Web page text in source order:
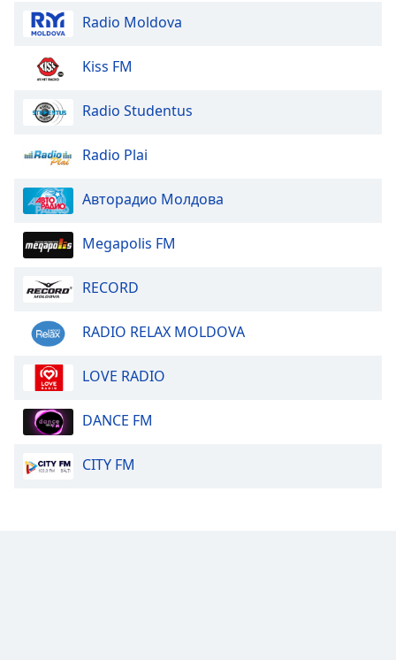
Radio Moldova
Kiss FM
Radio Studentus
Radio Plai
Авторадио Молдова
Megapolis FM
RECORD
RADIO RELAX MOLDOVA
LOVE RADIO
DANCE FM
CITY FM